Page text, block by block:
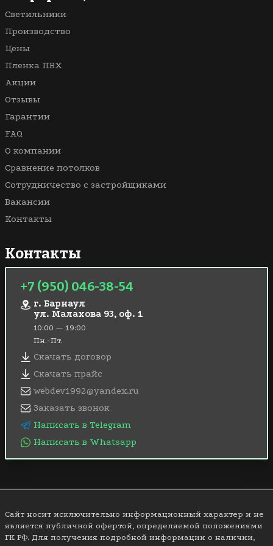
Со световыми линиями
Светильники
Производство
Цены
Пленка ПВХ
Акции
Отзывы
Гарантии
FAQ
О компании
Сравнение потолков
Сотрудничество с застройщиками
Вакансии
Контакты
Контакты
+7 (950) 046-38-54
г. Барнаул
ул. Малахова 93, оф. 1
10:00 — 19:00
Пн.-Пт.
Скачать договор
Скачать прайс
webdev1992@yandex.ru
Заказать звонок
Написать в Telegram
Написать в Whatsapp
Сайт носит исключительно информационный характер и не
является публичной офертой, определяемой положениями
ГК РФ. Для получения подробной информации о наличии,